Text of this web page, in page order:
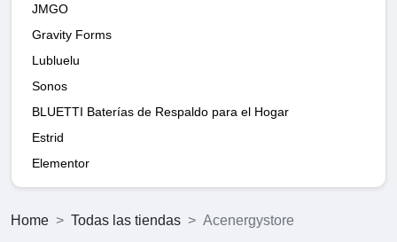
JMGO
Gravity Forms
Lubluelu
Sonos
BLUETTI Baterías de Respaldo para el Hogar
Estrid
Elementor
Home Todas las tiendas Acenergystore